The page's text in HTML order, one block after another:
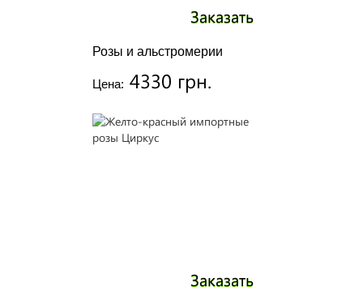
Розы и альстромерии
Цена: 4330 грн.
Заказать
Заказать